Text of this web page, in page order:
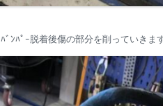
ﾊﾞﾝﾊﾟｰ脱着後傷の部分を削っていきま